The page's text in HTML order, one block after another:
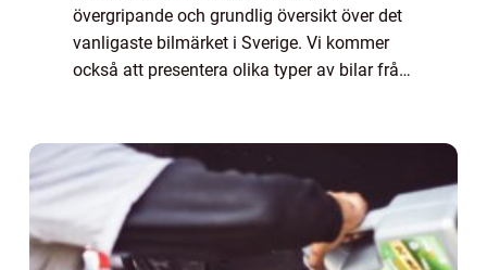
övergripande och grundlig översikt över det
vanligaste bilmärket i Sverige. Vi kommer
också att presentera olika typer av bilar från